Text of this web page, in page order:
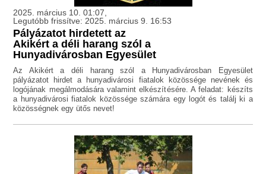
2025. március 10. 01:07,
Legutóbb frissítve: 2025. március 9. 16:53
Pályázatot hirdetett az
Akikért a déli harang szól a
Hunyadivárosban Egyesület
Az Akikért a déli harang szól a Hunyadivárosban Egyesület
pályázatot hirdet a hunyadivárosi fiatalok közössége nevének és
logójának megálmodására valamint elkészítésére. A feladat: készíts
a hunyadivárosi fiatalok közössége számára egy logót és találj ki a
közösségnek egy ütős nevet!